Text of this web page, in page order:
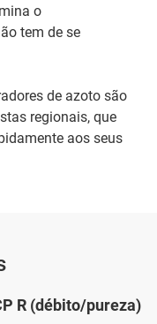
o
tem de se
de azoto são
regionais, que
aos seus
R (débito/pureza)